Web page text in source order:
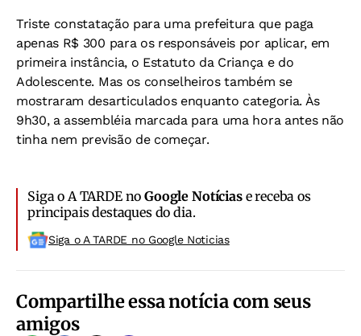
Triste constatação para uma prefeitura que paga
apenas R$ 300 para os responsáveis por aplicar, em
primeira instância, o Estatuto da Criança e do
Adolescente. Mas os conselheiros também se
mostraram desarticulados enquanto categoria. Às
9h30, a assembléia marcada para uma hora antes não
tinha nem previsão de começar.
Siga o A TARDE noGoogle Notíciase receba os
principais destaques do dia.
Siga o A TARDE no Google Noticias
Compartilhe essa notícia com seus
amigos